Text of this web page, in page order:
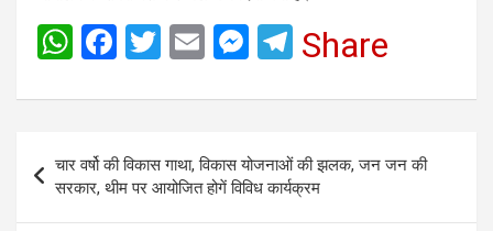
W
at
A
p
F
ce
b
o
o
T
tt
E
ail
M
se
n
g
er
T
e
gr
a
m
Share
navigation
चार वर्षो की विकास गाथा, विकास योजनाओं की झलक, जन जन की
सरकार, थीम पर आयोजित होगें विविध कार्यक्रम